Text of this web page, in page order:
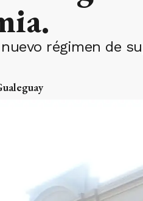
régimen de